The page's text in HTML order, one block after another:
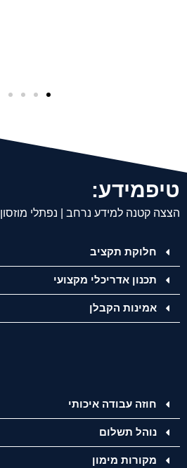
טיפמידע:
הצצה קטנה למידע נרחב | נפתלי מוזסון
חלוקת תקציב
תכנון אדריכלי מקצועי
אמינות הקבלן
חוזה עבודה איכותי
נוהל תשלום
מקורות מימון